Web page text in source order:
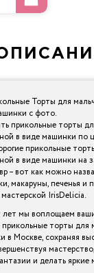
Торты для
с фото.
прикольные торты
в виде машинки по
прикольные
в виде машинки на
– вот как можно
макаруны, печенья и
IrisDelicia.
лет мы воплощаем
торты для
в Москве, сохраняя
и делать яркие